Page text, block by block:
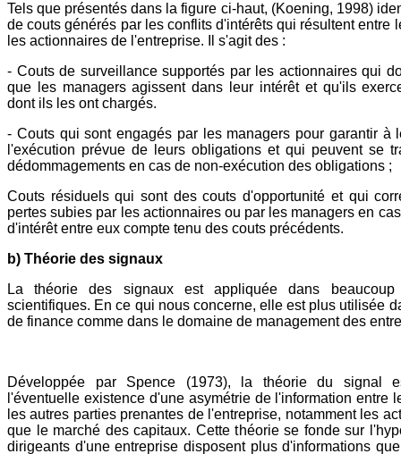
Tels que présentés dans la figure ci-haut, (Koening, 1998)
de couts générés par les conflits d'intérêts qui résultent entre
les actionnaires de l'entreprise. Il s'agit des :
- Couts de surveillance supportés par les actionnaires qui
que les managers agissent dans leur intérêt et qu'ils
dont ils les ont chargés.
- Couts qui sont engagés par les managers pour garantir à
l'exécution prévue de leurs obligations et qui peuvent se
dédommagements en cas de non-exécution des obligations ;
Couts résiduels qui sont des couts d'opportunité et qui
pertes subies par les actionnaires ou par les managers en
d'intérêt entre eux compte tenu des couts précédents.
b) Théorie des signaux
La théorie des signaux est appliquée dans beaucoup
scientifiques. En ce qui nous concerne, elle est plus utilisée
de finance comme dans le domaine de management des
Développée par Spence (1973), la théorie du signal
l'éventuelle existence d'une asymétrie de l'information entre
les autres parties prenantes de l'entreprise, notamment les
que le marché des capitaux. Cette théorie se fonde sur
dirigeants d'une entreprise disposent plus d'informations